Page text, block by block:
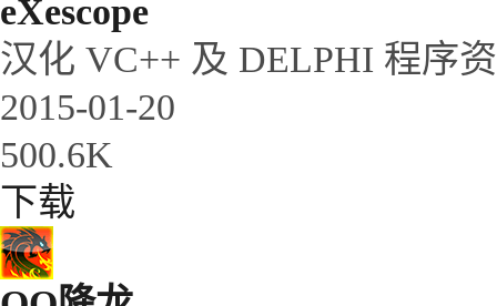
eXescope
汉化 VC++ 及 DELPHI 程序
2015-01-20
500.6K
下载